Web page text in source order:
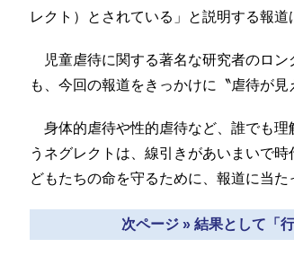
レクト）とされている」と説明する報道
児童虐待に関する著名な研究者のロン
も、今回の報道をきっかけに〝虐待が
身体的虐待や性的虐待など、誰でも理
うネグレクトは、線引きがあいまいで
どもたちの命を守るために、報道に当た
次ページ » 結果として「